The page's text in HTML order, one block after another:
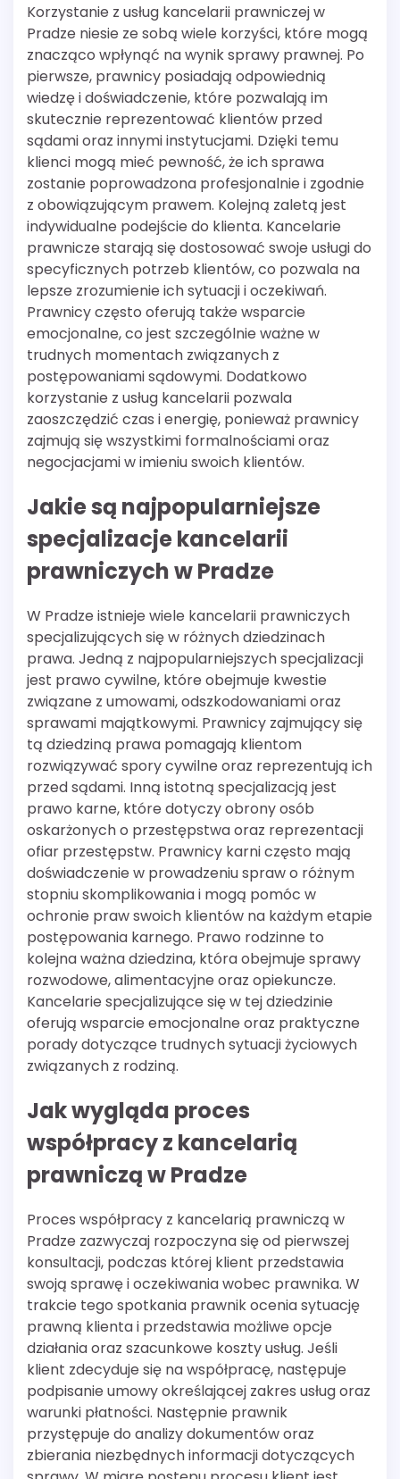
Korzystanie z usług kancelarii prawniczej w
Pradze niesie ze sobą wiele korzyści, które mogą
znacząco wpłynąć na wynik sprawy prawnej. Po
pierwsze, prawnicy posiadają odpowiednią
wiedzę i doświadczenie, które pozwalają im
skutecznie reprezentować klientów przed
sądami oraz innymi instytucjami. Dzięki temu
klienci mogą mieć pewność, że ich sprawa
zostanie poprowadzona profesjonalnie i zgodnie
z obowiązującym prawem. Kolejną zaletą jest
indywidualne podejście do klienta. Kancelarie
prawnicze starają się dostosować swoje usługi do
specyficznych potrzeb klientów, co pozwala na
lepsze zrozumienie ich sytuacji i oczekiwań.
Prawnicy często oferują także wsparcie
emocjonalne, co jest szczególnie ważne w
trudnych momentach związanych z
postępowaniami sądowymi. Dodatkowo
korzystanie z usług kancelarii pozwala
zaoszczędzić czas i energię, ponieważ prawnicy
zajmują się wszystkimi formalnościami oraz
negocjacjami w imieniu swoich klientów.
Jakie są najpopularniejsze
specjalizacje kancelarii
prawniczych w Pradze
W Pradze istnieje wiele kancelarii prawniczych
specjalizujących się w różnych dziedzinach
prawa. Jedną z najpopularniejszych specjalizacji
jest prawo cywilne, które obejmuje kwestie
związane z umowami, odszkodowaniami oraz
sprawami majątkowymi. Prawnicy zajmujący się
tą dziedziną prawa pomagają klientom
rozwiązywać spory cywilne oraz reprezentują ich
przed sądami. Inną istotną specjalizacją jest
prawo karne, które dotyczy obrony osób
oskarżonych o przestępstwa oraz reprezentacji
ofiar przestępstw. Prawnicy karni często mają
doświadczenie w prowadzeniu spraw o różnym
stopniu skomplikowania i mogą pomóc w
ochronie praw swoich klientów na każdym etapie
postępowania karnego. Prawo rodzinne to
kolejna ważna dziedzina, która obejmuje sprawy
rozwodowe, alimentacyjne oraz opiekuncze.
Kancelarie specjalizujące się w tej dziedzinie
oferują wsparcie emocjonalne oraz praktyczne
porady dotyczące trudnych sytuacji życiowych
związanych z rodziną.
Jak wygląda proces
współpracy z kancelarią
prawniczą w Pradze
Proces współpracy z kancelarią prawniczą w
Pradze zazwyczaj rozpoczyna się od pierwszej
konsultacji, podczas której klient przedstawia
swoją sprawę i oczekiwania wobec prawnika. W
trakcie tego spotkania prawnik ocenia sytuację
prawną klienta i przedstawia możliwe opcje
działania oraz szacunkowe koszty usług. Jeśli
klient zdecyduje się na współpracę, następuje
podpisanie umowy określającej zakres usług oraz
warunki płatności. Następnie prawnik
przystępuje do analizy dokumentów oraz
zbierania niezbędnych informacji dotyczących